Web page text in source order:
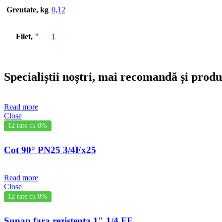
Greutate, kg 0,12
Filet, " 1
Specialiștii noștri, mai recomandă și
Read more
Close
12 rate cu 0%
Cot 90° PN25 3/4Fx25
Read more
Close
12 rate cu 0%